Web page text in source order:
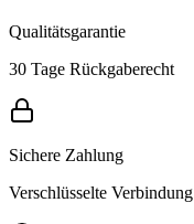
Qualitätsgarantie
30 Tage Rückgaberecht
Sichere Zahlung
Verschlüsselte Verbindung